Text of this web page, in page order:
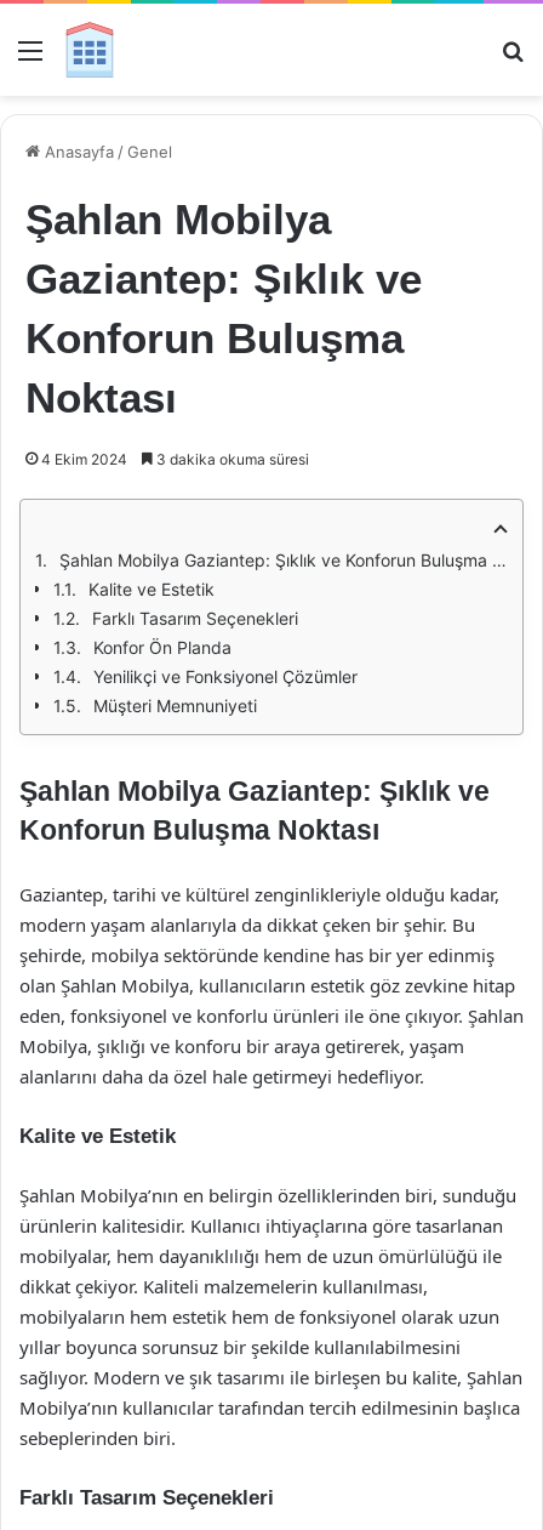
Menü
Anasayfa /Genel
Şahlan Mobilya
Gaziantep: Şıklık ve
Konforun Buluşma
Noktası
4 Ekim 2024 3 dakika okuma süresi
Şahlan Mobilya Gaziantep: Şıklık ve Konforun Buluşma Noktası
Kalite ve Estetik
Farklı Tasarım Seçenekleri
Konfor Ön Planda
Yenilikçi ve Fonksiyonel Çözümler
Müşteri Memnuniyeti
Şahlan Mobilya Gaziantep: Şıklık ve
Konforun Buluşma Noktası
Gaziantep, tarihi ve kültürel zenginlikleriyle olduğu kadar,
modern yaşam alanlarıyla da dikkat çeken bir şehir. Bu
şehirde, mobilya sektöründe kendine has bir yer edinmiş
olan Şahlan Mobilya, kullanıcıların estetik göz zevkine hitap
eden, fonksiyonel ve konforlu ürünleri ile öne çıkıyor. Şahlan
Mobilya, şıklığı ve konforu bir araya getirerek, yaşam
alanlarını daha da özel hale getirmeyi hedefliyor.
Kalite ve Estetik
Şahlan Mobilya’nın en belirgin özelliklerinden biri, sunduğu
ürünlerin kalitesidir. Kullanıcı ihtiyaçlarına göre tasarlanan
mobilyalar, hem dayanıklılığı hem de uzun ömürlülüğü ile
dikkat çekiyor. Kaliteli malzemelerin kullanılması,
mobilyaların hem estetik hem de fonksiyonel olarak uzun
yıllar boyunca sorunsuz bir şekilde kullanılabilmesini
sağlıyor. Modern ve şık tasarımı ile birleşen bu kalite, Şahlan
Mobilya’nın kullanıcılar tarafından tercih edilmesinin başlıca
sebeplerinden biri.
Farklı Tasarım Seçenekleri